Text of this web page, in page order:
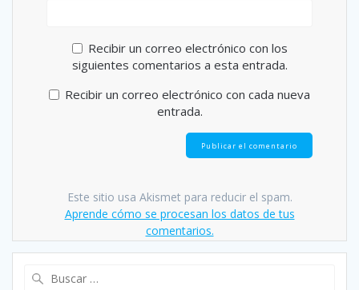
Recibir un correo electrónico con los
siguientes comentarios a esta entrada.
Recibir un correo electrónico con cada nueva
entrada.
Este sitio usa Akismet para reducir el spam.
Aprende cómo se procesan los datos de tus
comentarios.